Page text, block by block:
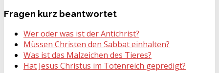
Fragen kurz beantwortet
Wer oder was ist der Antichrist?
Müssen Christen den Sabbat einhalten?
Was ist das Malzeichen des Tieres?
Hat Jesus Christus im Totenreich gepredigt?